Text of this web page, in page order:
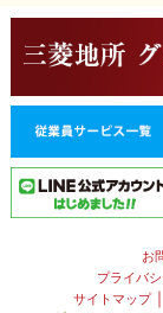
お
プライバ
サイトマップ｜